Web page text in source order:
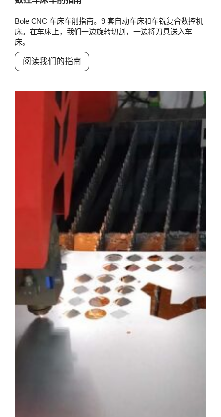
Bole CNC 车床车削指南。9 套自动车床和车铣复合数控机
床。在车床上，我们一边旋转切割，一边将刀具送入车
床。
阅读我们的指南